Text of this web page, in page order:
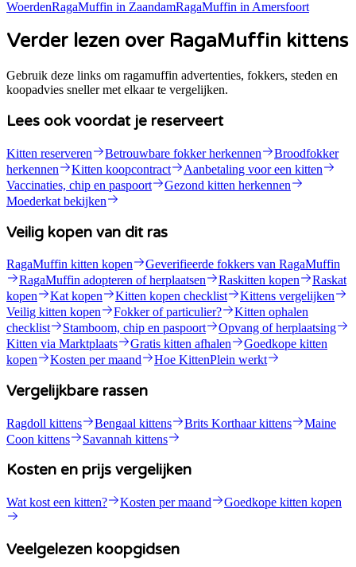
WoerdenRagaMuffin in ZaandamRagaMuffin in Amersfoort
Verder lezen over RagaMuffin kittens
Gebruik deze links om ragamuffin advertenties, fokkers, steden en
koopadvies sneller met elkaar te vergelijken.
Lees ook voordat je reserveert
Kitten reserveren Betrouwbare fokker herkennen
Broodfokker
herkennen
Kitten koopcontract
Aanbetaling voor een kitten
Vaccinaties, chip en paspoort
Gezond kitten herkennen
Moederkat bekijken
Veilig kopen van dit ras
RagaMuffin kitten kopen
Geverifieerde fokkers van RagaMuffin
RagaMuffin adopteren of herplaatsen
Raskitten kopen
Raskat
kopen
Kat kopen Kitten kopen checklist
Kittens vergelijken
Veilig kitten kopen
Fokker of particulier?
Kitten ophalen
checklist
Stamboom, chip en paspoort
Opvang of herplaatsing
Kitten via Marktplaats
Gratis kitten afhalen
Goedkope kitten
kopen
Kosten per maand Hoe KittenPlein werkt
Vergelijkbare rassen
Ragdoll kittens Bengaal kittens Brits Korthaar kittens
Maine
Coon kittens
Savannah kittens
Kosten en prijs vergelijken
Wat kost een kitten? Kosten per maand Goedkope kitten kopen
Veelgelezen koopgidsen